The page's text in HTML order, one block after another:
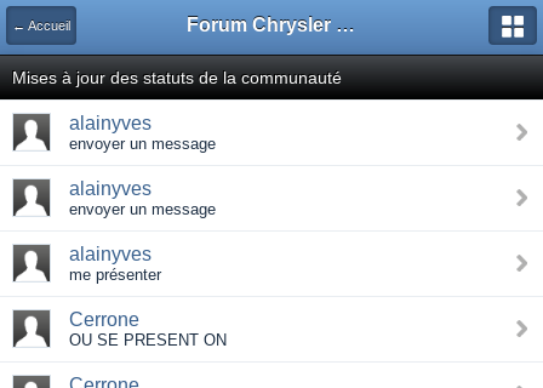
← Accueil Forum Chrysler voyager minivan, Renault, Bmw, Opel
Mises à jour des statuts de la communauté
alainyves
envoyer un message
alainyves
envoyer un message
alainyves
me présenter
Cerrone
OU SE PRESENT ON